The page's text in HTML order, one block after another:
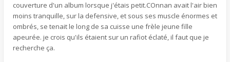
couverture d'un album lorsque j'étais petit.COnnan avait l'air bien
moins tranquille, sur la defensive, et sous ses muscle énormes et
ombrés, se tenait le long de sa cuisse une frèle jeune fille
apeurée. je crois qu'ils étaient sur un rafiot éclaté, il faut que je
recherche ça.